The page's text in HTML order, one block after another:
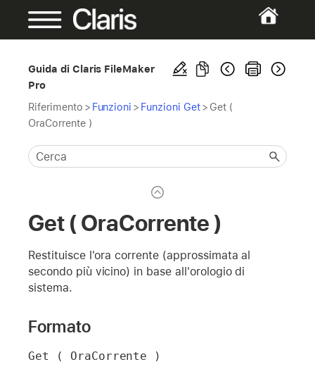
Guida di Claris FileMaker
Pro
Riferimento > Funzioni > Funzioni Get> Get (
OraCorrente )
Get ( OraCorrente )
Restituisce l'ora corrente (approssimata al
secondo più vicino) in base all'orologio di
sistema.
Formato
Get ( OraCorrente )